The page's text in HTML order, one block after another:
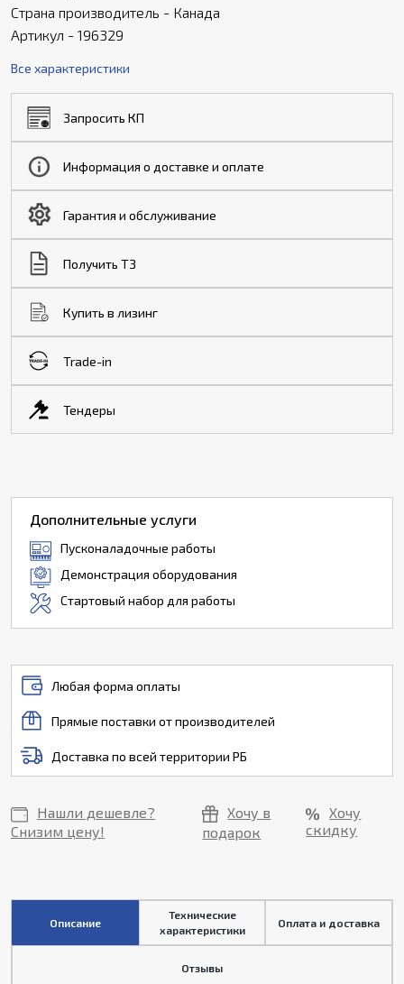
Страна производитель - Канада
Артикул - 196329
Все характеристики
Запросить КП
Информация о доставке и оплате
Гарантия и обслуживание
Получить ТЗ
Купить в лизинг
Trade-in
Тендеры
Дополнительные услуги
Пусконаладочные работы
Демонстрация оборудования
Стартовый набор для работы
Любая форма оплаты
Прямые поставки от производителей
Доставка по всей территории РБ
Нашли дешевле?
Снизим цену!
Хочу в
подарок
Хочу
скидку
Описание
Технические
характеристики
Оплата и доставка
Отзывы